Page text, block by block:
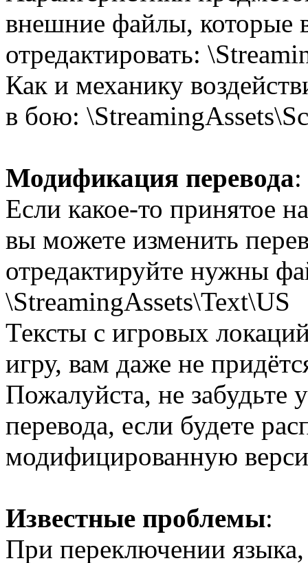
внешние файлы, которые
отредактировать:
Как и механику
в бою:
Модификация перевода:
Если какое-то принятое
вы можете изменить
отредактируйте нужны
\StreamingAssets\Text\US
Тексты с игровых
игру, вам даже не
Пожалуйста, не забудьте
перевода, если будете
модифицированную
Известные проблемы:
При переключении языка,